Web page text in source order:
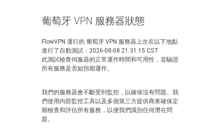
葡萄牙 VPN 服務器狀態
FlowVPN 運行的 葡萄牙 VPN 服務器上次在以下地點
進行了自動測試：2026-08-08 21:31:15 CST
此測試檢查伺服器的正常運作時間和可用性，並驗證
所有服務是否如預期運作。
我們的服務器會不斷受到監控，以確保沒有問題。我
們使用內部監控工具以及多個第三方提供商來確保定
期檢查和評估所有服務，以便我們識別任何潛在問
題。